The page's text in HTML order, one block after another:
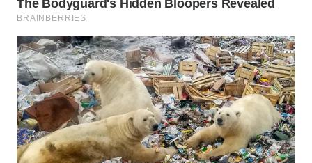
PAKPAK
WN
KARAWANG
WN
BEKASI